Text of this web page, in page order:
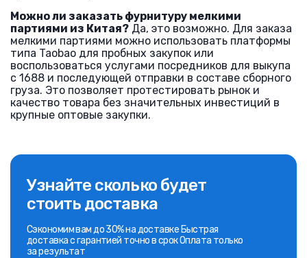
Можно ли заказать фурнитуру мелкими
партиями из Китая? Да, это возможно. Для заказа
мелкими партиями можно использовать платформы
типа Taobao для пробных закупок или
воспользоваться услугами посредников для выкупа
с 1688 и последующей отправки в составе сборного
груза. Это позволяет протестировать рынок и
качество товара без значительных инвестиций в
крупные оптовые закупки.
Узнайте сколько будет
стоить доставка
Сэкономим вам до 30% на доставке Быстрая
доставка с гарантией точно в срок Оплата только
за результат